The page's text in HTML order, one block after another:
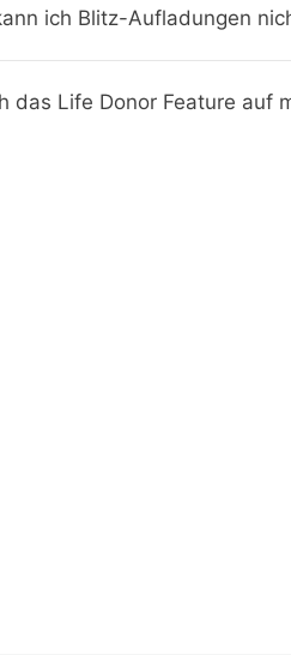
ich Blitz-Aufladungen
das Life Donor Feature auf